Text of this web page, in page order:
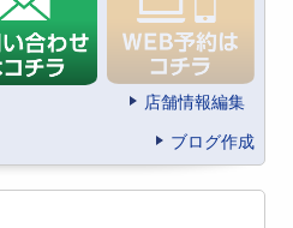
店舗情報編集
ブログ作成